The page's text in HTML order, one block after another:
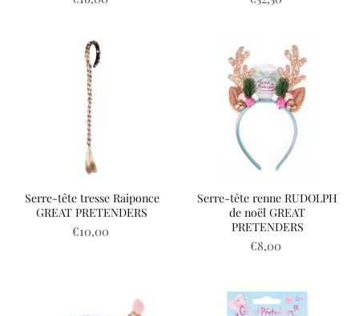
Serre-tête tresse Raiponce
GREAT PRETENDERS
€10,00
Serre-tête renne RUDOLPH
de noël GREAT
PRETENDERS
€8,00